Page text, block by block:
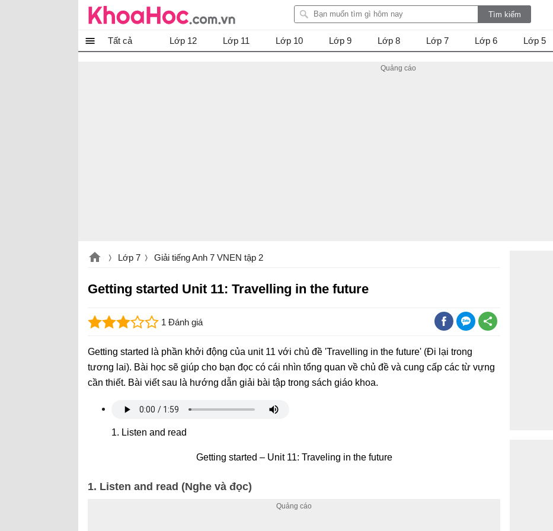
Tất cả Lớp 12 Lớp 11 Lớp 10 Lớp 9 Lớp 8 Lớp 7 Lớp 6 Lớp 5
Lớp 7 Giải tiếng Anh 7 VNEN tập 2
Getting started Unit 11: Travelling in the future
1 Đánh giá
Getting started là phần khởi động của unit 11 với chủ đề 'Travelling in the future' (Đi lại trong
tương lai). Bài học sẽ giúp cho bạn đọc có cái nhìn tổng quan về chủ đề và cung cấp các từ vựng
cần thiết. Bài viết sau là hướng dẫn giải bài tập trong sách giáo khoa.
1. Listen and read
Getting started – Unit 11: Traveling in the future
1. Listen and read (Nghe và đọc)